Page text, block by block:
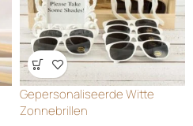
Wensenlijst
Gepersonaliseerde Witte
Zonnebrillen